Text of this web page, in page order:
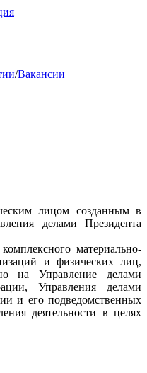
/Вакансии
лицом созданным в
делами Президента
материально-
и физических лиц,
на Управление делами
Управления делами
и его подведомственных
деятельности в целях